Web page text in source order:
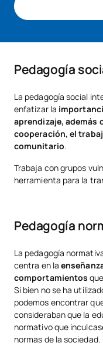
Pedagogía
La pedagogía social
enfatizar la
aprendizaje, además
cooperación, el
comunitario.
Trabaja con grupos
herramienta para la
Pedagogía
La pedagogía
centra en la
comportamientos
Si bien no se ha
podemos encontrar
consideraban que la
normativo que
normas de la sociedad.